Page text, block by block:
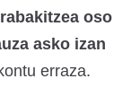
oso
asko izan
erraza.